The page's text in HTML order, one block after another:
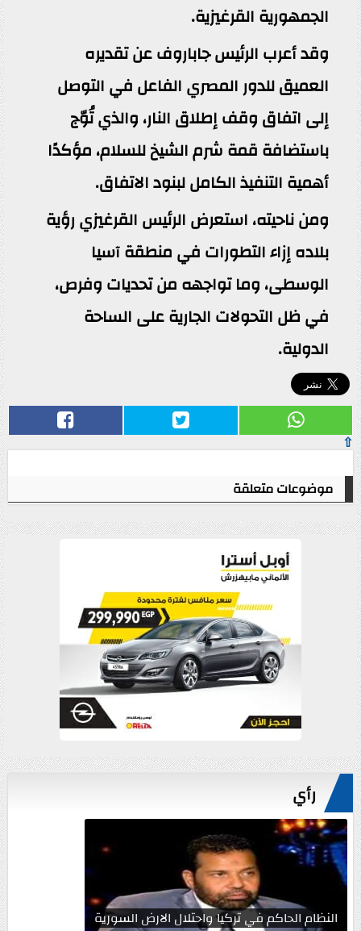
الجمهورية القرغيزية.
وقد أعرب الرئيس جاباروف عن تقديره
العميق للدور المصري الفاعل في التوصل
إلى اتفاق وقف إطلاق النار، والذي تُوّج
باستضافة قمة شرم الشيخ للسلام، مؤكدًا
أهمية التنفيذ الكامل لبنود الاتفاق.
ومن ناحيته، استعرض الرئيس القرغيزي رؤية
بلاده إزاء التطورات في منطقة آسيا
الوسطى، وما تواجهه من تحديات وفرص،
في ظل التحولات الجارية على الساحة
الدولية.
⇧
موضوعات متعلقة
رأي
النظام الحاكم في تركيا واحتلال الارض السورية